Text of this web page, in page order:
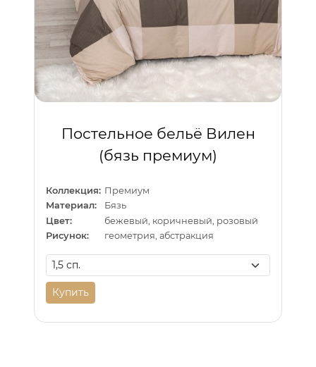
Постельное бельё Вилен
(бязь премиум)
Коллекция: Премиум
Материал:
Бязь
Цвет:
бежевый, коричневый, розовый
Рисунок:
геометрия, абстракция
Купить